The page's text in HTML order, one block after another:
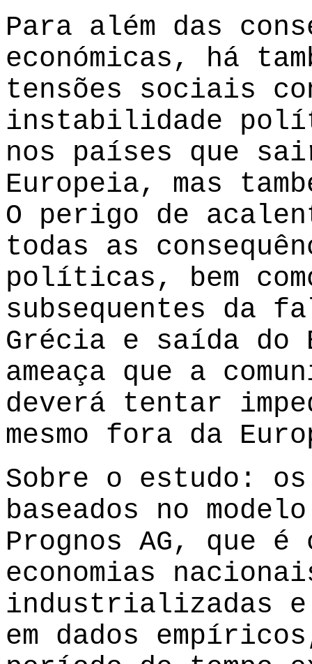
Para além das
económicas, há
tensões sociais
instabilidade
nos países que
Europeia, mas
O perigo de
todas as
políticas, bem
subsequentes da
Grécia e saída do
ameaça que a
deverá tentar
mesmo fora da
Sobre o estudo:
baseados no
Prognos AG, que
economias
industrializadas e
em dados